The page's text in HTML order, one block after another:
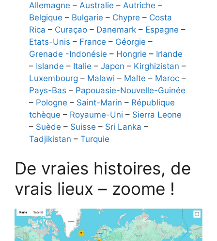
Allemagne – Australie – Autriche –
Belgique – Bulgarie – Chypre – Costa
Rica – Curaçao – Danemark – Espagne –
Etats-Unis – France – Géorgie –
Grenade -Indonésie – Hongrie – Irlande
– Islande – Italie – Japon – Kirghizistan –
Luxembourg – Malawi – Malte – Maroc –
Pays-Bas – Papouasie-Nouvelle-Guinée
– Pologne – Saint-Marin – République
tchèque – Royaume-Uni – Sierra Leone
– Suède – Suisse – Sri Lanka –
Tadjikistan – Turquie
De vraies histoires, de
vrais lieux – zoome !